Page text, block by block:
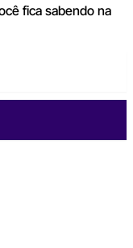
fica sabendo na